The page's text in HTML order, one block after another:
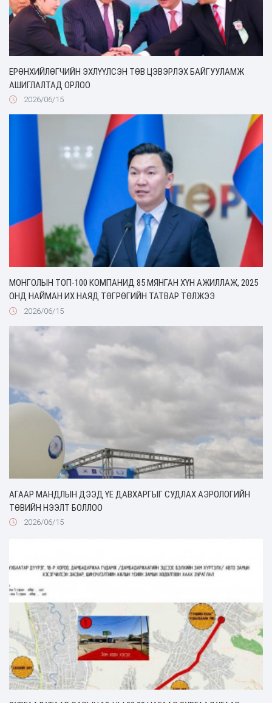
ЕРӨНХИЙЛӨГЧИЙН ЭХЛҮҮЛСЭН ТӨВ ЦЭВЭРЛЭХ БАЙГУУЛАМЖ
АШИГЛАЛТАД ОРЛОО
2026/06/15
МОНГОЛЫН ТОП-100 КОМПАНИД 85 МЯНГАН ХҮН АЖИЛЛАЖ, 2025
ОНД НАЙМАН ИХ НАЯД ТӨГРӨГИЙН ТАТВАР ТӨЛЖЭЭ
2026/06/15
АГААР МАНДЛЫН ДЭЭД ҮЕ ДАВХАРГЫГ СУДЛАХ АЭРОЛОГИЙН
ТӨВИЙН НЭЭЛТ БОЛЛОО
2026/06/15